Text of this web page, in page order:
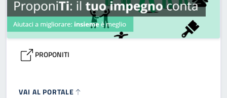
PROPONITI
VAI AL PORTALE